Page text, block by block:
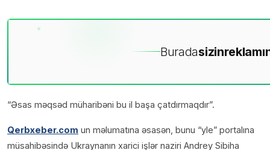
Buradasizin
“Əsas məqsəd müharibəni bu il başa çatdırmaqdır”.
Qerbxeber.com un məlumatına əsasən, bunu “yle” portalına
müsahibəsində Ukraynanın xarici işlər naziri Andrey Sibiha